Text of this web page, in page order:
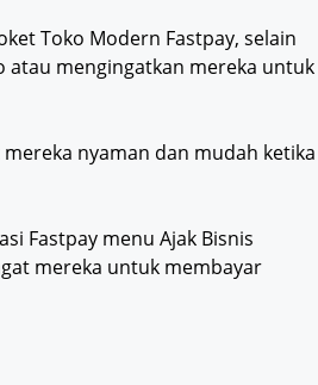
Toko Modern Fastpay, selain
mengingatkan mereka untuk
nyaman dan mudah ketika
Fastpay menu Ajak Bisnis
mereka untuk membayar